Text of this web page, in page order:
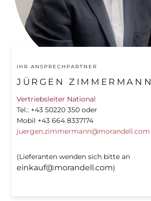
VORARLBERG
WIEN
IHR ANSPRECHPARTNER
JÜRGEN ZIMMERMANN
Vertriebsleiter National
Tel.: +43 50220 350 oder
Mobil +43 664 8337174
juergen.zimmermann@morandell.com
(Lieferanten wenden sich bitte an
einkauf@morandell.com)